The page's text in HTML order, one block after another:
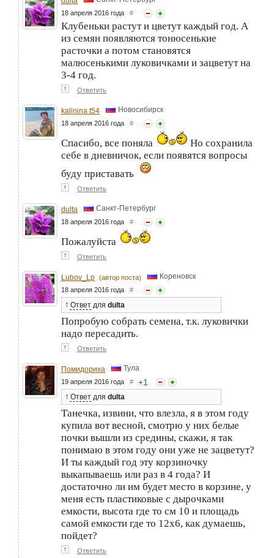
18 апреля 2016 года #
Клубеньки растут и цветут каждый год. А
из семян появляются тонюсенькие
расточки а потом становятся
малюсенькими луковичками и зацветут на
3-4 год.
↑ Ответить
kalinina t54 Новосибирск
18 апреля 2016 года #
Спасибо, все поняла
Но сохранила
себе в дневничок, если появятся вопросы
буду приставать
↑ Ответить
dulta Санкт-Петербург
18 апреля 2016 года #
Пожалуйста
↑ Ответить
Lubov_Lp (автор поста) Кореновск
18 апреля 2016 года #
↑ Ответ для dulta
Попробую собрать семена, т.к. луковички
надо пересадить.
↑ Ответить
Помидориха Тула
19 апреля 2016 года # +1
↑ Ответ для dulta
Танечка, извини, что влезла, я в этом году
купила вот весной, смотрю у них белые
почки вышли из средины, скажи, я так
понимаю в этом году они уже не зацветут?
И ты каждый год эту корзиночку
выкапываешь или раз в 4 года? И
достаточно ли им будет место в корзине, у
меня есть пластиковые с дырочками
емкости, высота где то см 10 и площадь
самой емкости где то 12х6, как думаешь,
пойдет?
↑ Ответить